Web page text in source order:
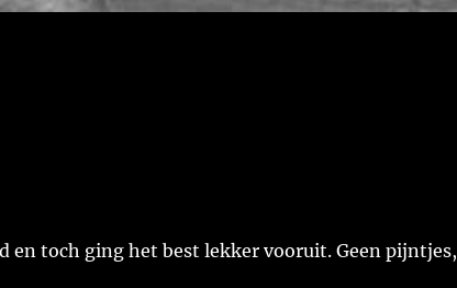
en toch ging het best lekker vooruit. Geen pijntjes,